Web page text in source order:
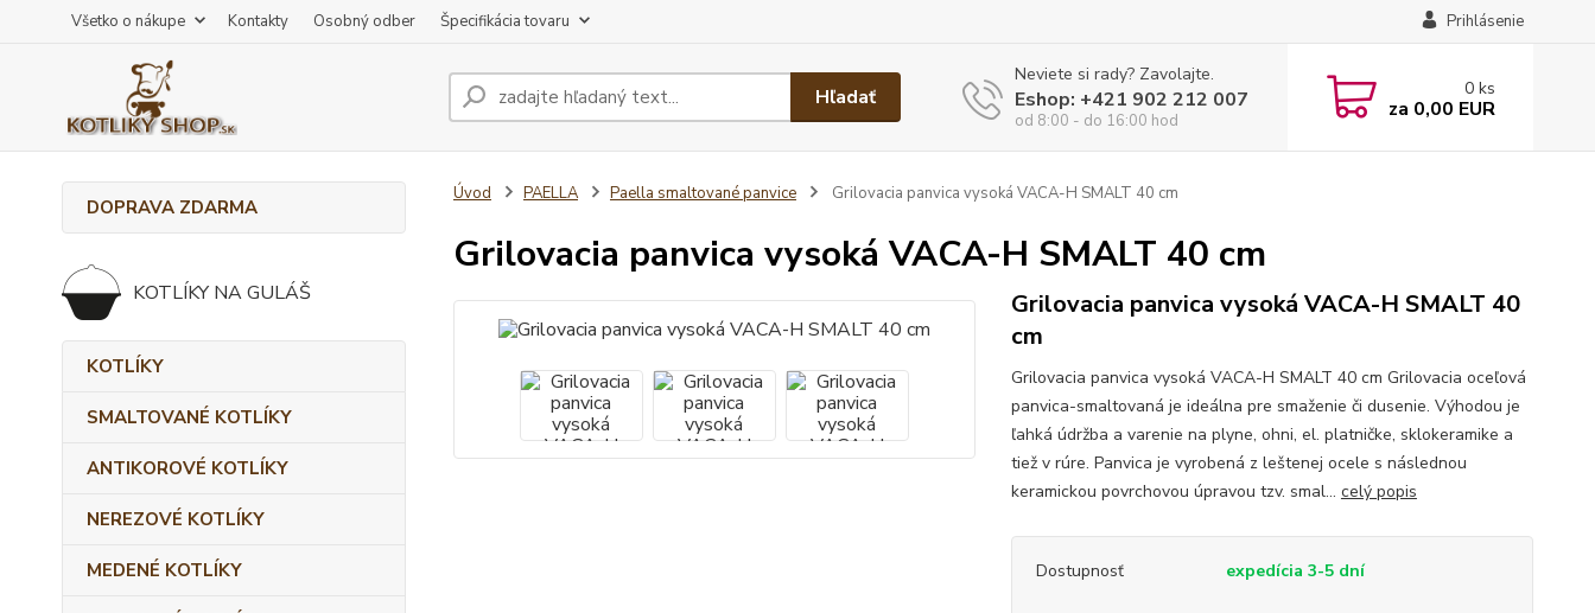
Všetko o nákupe Kontakty Osobný odber Špecifikácia tovaru Prihlásenie
Hľadať
Neviete si rady? Zavolajte.
Eshop: +421 902 212 007
od 8:00 - do 16:00 hod
0 ks
za 0,00 EUR
DOPRAVA ZDARMA
KOTLÍKY NA GULÁŠ
KOTLÍKY
SMALTOVANÉ KOTLÍKY
ANTIKOROVÉ KOTLÍKY
NEREZOVÉ KOTLÍKY
MEDENÉ KOTLÍKY
Úvod PAELLA Paella smaltované panvice Grilovacia panvica vysoká VACA-H SMALT 40 cm
Grilovacia panvica vysoká VACA-H SMALT 40 cm
Grilovacia panvica vysoká VACA-H SMALT 40
cm
Grilovacia panvica vysoká VACA-H SMALT 40 cm Grilovacia oceľová
panvica-smaltovaná je ideálna pre smaženie či dusenie. Výhodou je
ľahká údržba a varenie na plyne, ohni, el. platničke, sklokeramike a
tiež v rúre. Panvica je vyrobená z leštenej ocele s následnou
keramickou povrchovou úpravou tzv. smal... celý popis
Dostupnosť expedícia 3-5 dní